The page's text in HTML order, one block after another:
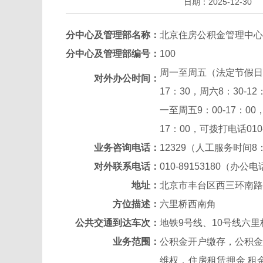
分中心及管理部名称： 北京住房公积金管理中
分中心及管理部编号： 100
对外办公时间：
周一至周五（法定节假
17：30，周六8：30-12
一至周五9：00-17：00
17：00，可拨打电话
业务咨询电话： 12329（人工服务时间8
对外联系电话： 010-89153180（办公电
地址： 北京市丰台区西三环南
方位描述： 六里桥西南角
公共交通到达车次： 地铁9号线、10号线六
业务范围： 公积金开户缴存，公积
维权，住房租赁押金 租